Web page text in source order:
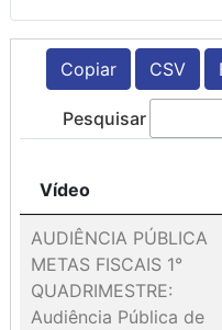
Copiar CSV
Pesquisar
Vídeo
AUDIÊNCIA PÚBLICA
METAS FISCAIS 1°
QUADRIMESTRE:
Audiência Pública de